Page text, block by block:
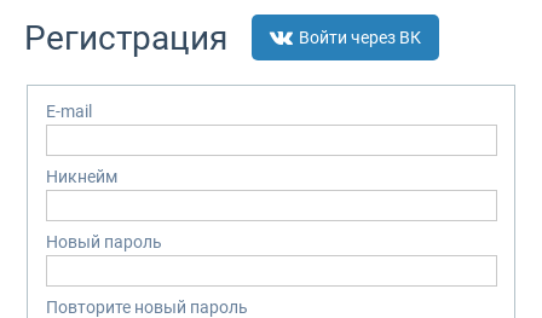
Регистрация Войти через ВК
E-mail
Никнейм
Новый пароль
Повторите новый пароль